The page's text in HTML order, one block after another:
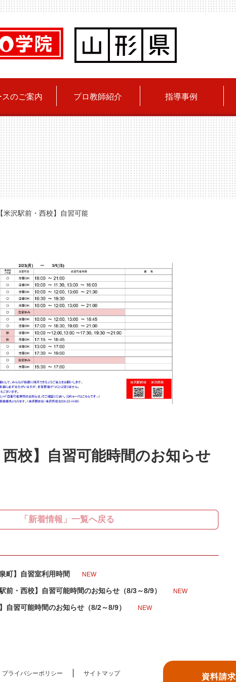
スのご案内 プロ教師紹介 指導事例
【米沢駅前・西校】自習可能時間のお知らせ（2/23～3/1）
西校】自習可能時間のお知らせ
「新着情報」一覧へ戻る
泉町】自習室利用時間 NEW
駅前・西校】自習可能時間のお知らせ（8/3～8/9） NEW
】自習可能時間のお知らせ（8/2～8/9） NEW
資料請求
プライバシーポリシー サイトマップ